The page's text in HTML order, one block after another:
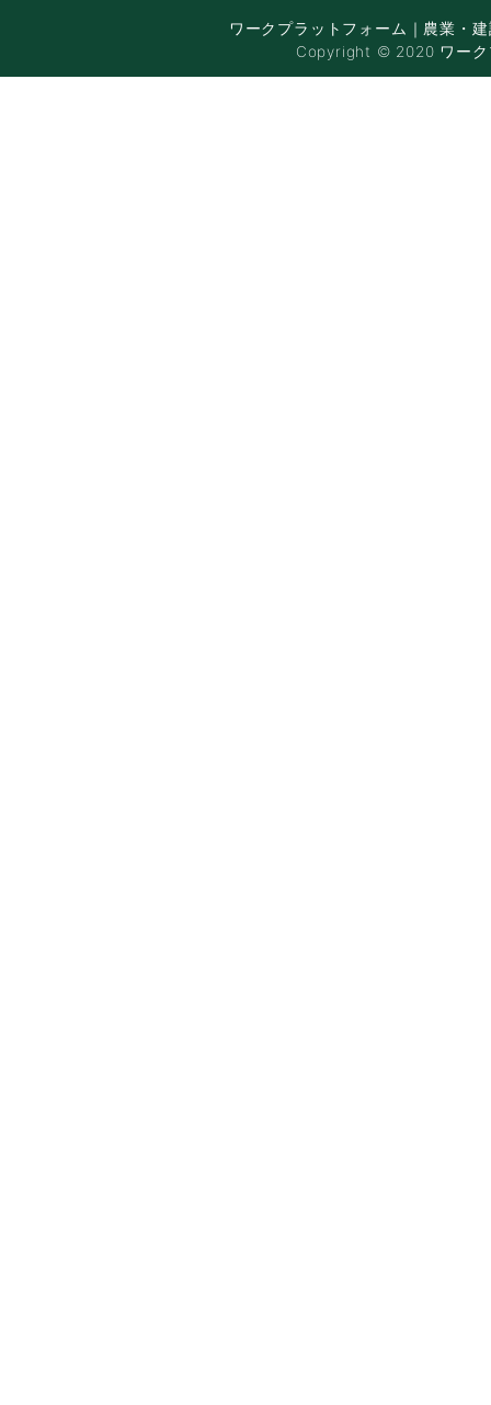
ワークプラットフォーム｜農業・
Copyright © 2020 ワーク